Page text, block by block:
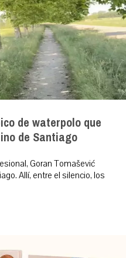
de waterpolo que
de Santiago
Goran Tomašević
Allí, entre el silencio, los